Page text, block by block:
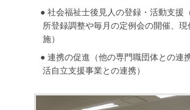
社会福祉士後見人の登録・活動支援
所登録調整や毎月の定例会の開催、
施）
連携の促進（他の専門職団体との連
活自立支援事業との連携）